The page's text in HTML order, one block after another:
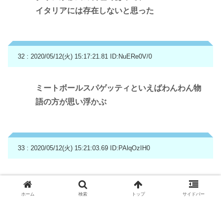
イタリアには存在しないと思った
32 : 2020/05/12(火) 15:17:21.81 ID:NuERe0V/0
ミートボールスパゲッティといえばわんわん物
語の方が思い浮かぶ
33 : 2020/05/12(火) 15:21:03.69 ID:PAlqOzIH0
クレメンザ好きなのに2に出ないのはギャラが
折り合わんかったから？
ホーム 検索 トップ サイドバー